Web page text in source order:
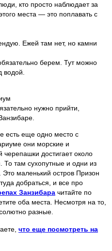
кто просто наблюдает за
места — это поплавать с
Ежей там нет, но камни
берем. Тут можно
водой.
нужно прийти,
есть еще одно место с
они морские и
достигает около
То там сухопутные и одни из
маленький остров Призон
добраться, и все про
Занзибара читайте по
оба места. Несмотря на то,
разные.
что еще посмотреть на